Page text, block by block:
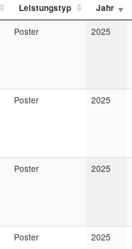
Leistungstyp Jahr
Poster 2025
Poster 2025
Poster 2025
Poster 2025